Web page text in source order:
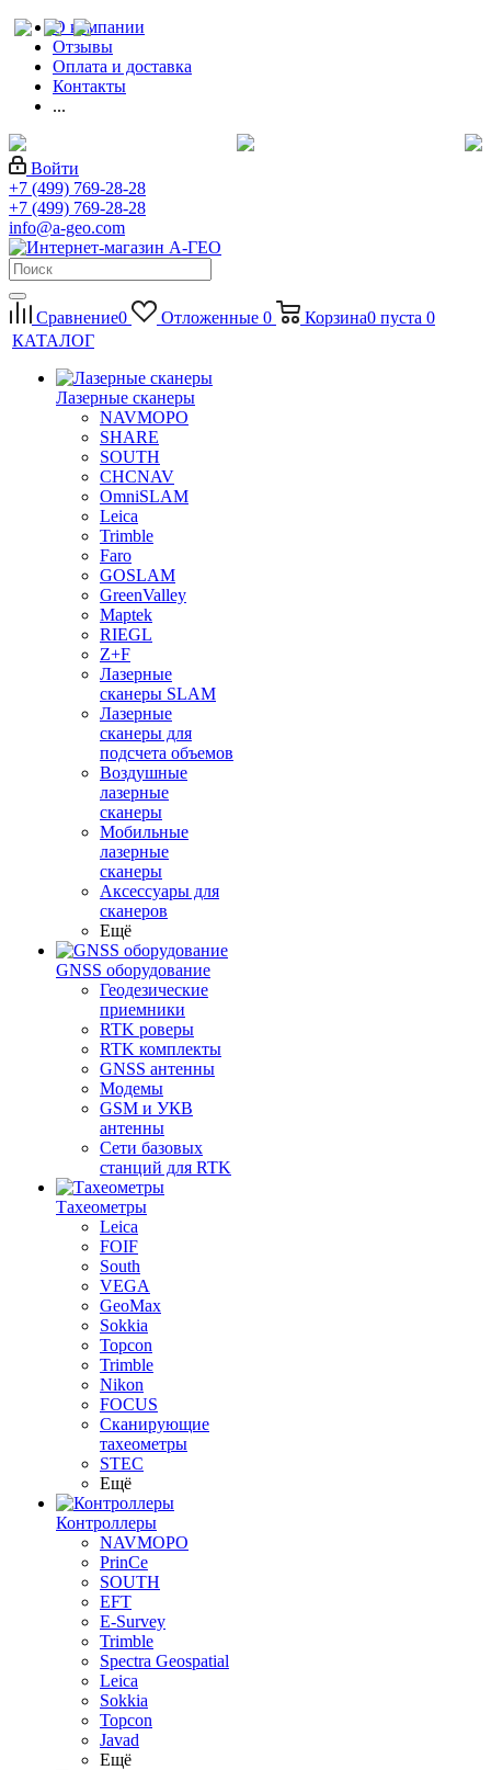
О компании
Отзывы
Оплата и доставка
Контакты
...
Войти
+7 (499) 769-28-28
+7 (499) 769-28-28
info@a-geo.com
Сравнение0 Отложенные 0 Корзина0 пуста 0
КАТАЛОГ
Лазерные сканеры
NAVMOPO
SHARE
SOUTH
CHCNAV
OmniSLAM
Leica
Trimble
Faro
GOSLAM
GreenValley
Maptek
RIEGL
Z+F
Лазерные
сканеры SLAM
Лазерные
сканеры для
подсчета объемов
Воздушные
лазерные
сканеры
Мобильные
лазерные
сканеры
Аксессуары для
сканеров
Ещё
GNSS оборудование
Геодезические
приемники
RTK роверы
RTK комплекты
GNSS антенны
Модемы
GSM и УКВ
антенны
Сети базовых
станций для RTK
Тахеометры
Leica
FOIF
South
VEGA
GeoMax
Sokkia
Topcon
Trimble
Nikon
FOCUS
Сканирующие
тахеометры
STEC
Ещё
Контроллеры
NAVMOPO
PrinCe
SOUTH
EFT
E-Survey
Trimble
Spectra Geospatial
Leica
Sokkia
Topcon
Javad
Ещё